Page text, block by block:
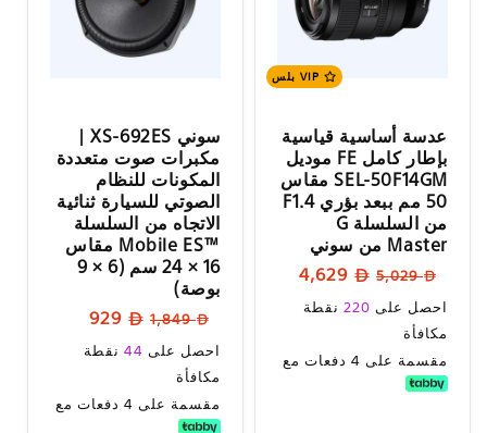
عدسة أساسية قياسية
بإطار كامل FE موديل
SEL-50F14GM مقاس
50 مم ببعد بؤري F1.4
من السلسلة G
Master من سوني
السعر
العادي
5,029
سعر
البيع
سعر
البيع
احصل على 220 نقطة
مكافأة
مقسمة على 4 دفعات مع
سوني XS-692ES |
مكبرات صوت متعددة
المكونات للنظام
الصوتي للسيارة ثنائية
الاتجاه من السلسلة
Mobile ES™‎ مقاس
16 × 24 سم (6 × 9
بوصة)
السعر
العادي
1,849
سعر
البيع
سعر
البيع
احصل على 44 نقطة
مكافأة
مقسمة على 4 دفعات مع